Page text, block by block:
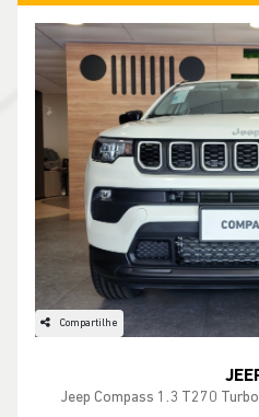
Compartilhe
Jeep Compass 1.3 T270